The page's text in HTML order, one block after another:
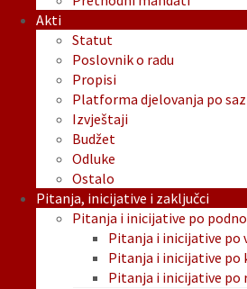
Akti
Statut
Poslovnik o radu
Propisi
Platforma djelovanja po
Izvještaji
Budžet
Odluke
Ostalo
Pitanja, inicijative i zaključci
Pitanja i inicijative po
Pitanja i inicijative po
Pitanja i inicijative po
Pitanja i inicijative po